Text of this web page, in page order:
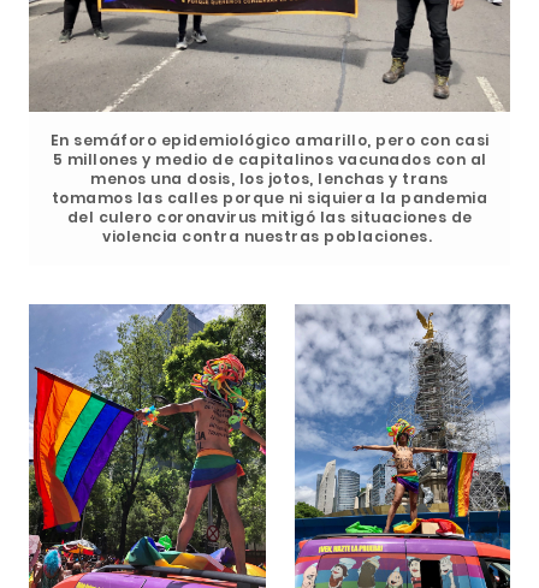
En semáforo epidemiológico amarillo, pero con casi
5 millones y medio de capitalinos vacunados con al
menos una dosis, los jotos, lenchas y trans
tomamos las calles porque ni siquiera la pandemia
del culero coronavirus mitigó las situaciones de
violencia contra nuestras poblaciones.